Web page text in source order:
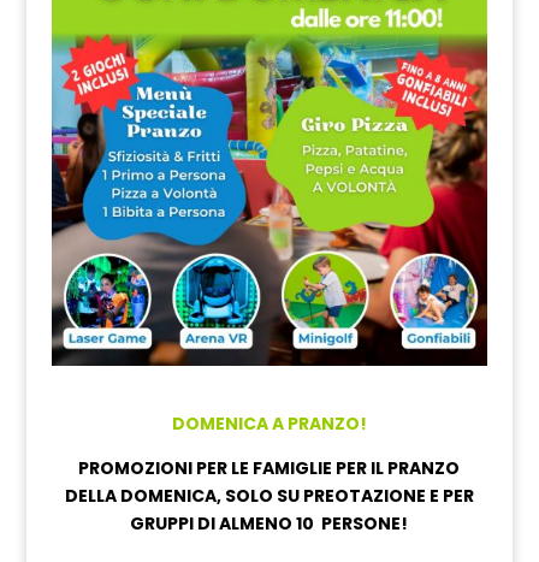
DOMENICA A PRANZO!
PROMOZIONI PER LE FAMIGLIE PER IL PRANZO
DELLA DOMENICA, SOLO SU PREOTAZIONE E PER
GRUPPI DI ALMENO 10 PERSONE!